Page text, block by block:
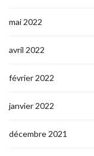
mai 2022
avril 2022
février 2022
janvier 2022
décembre 2021